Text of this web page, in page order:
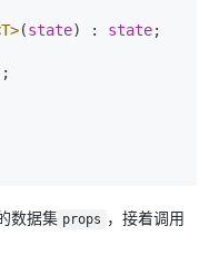
(state) : state;
数据集 props ，接着调用